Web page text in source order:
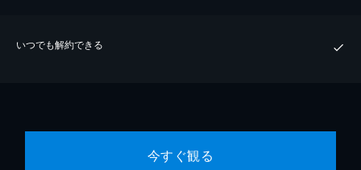
いつでも解約できる
今すぐ観る